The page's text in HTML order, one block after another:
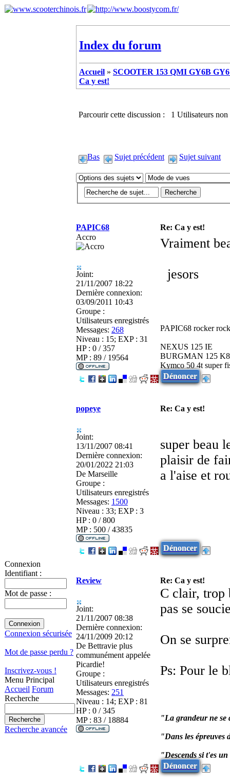
Connexion
Identifiant :
Mot de passe :
Connexion sécurisée
Mot de passe perdu ?
Inscrivez-vous !
Menu Principal
Accueil Forum
Recherche
Recherche avancée
Index du forum
Accueil » SCOOTER 153 QMI GY6B
Ca y est!
Parcourir cette discussion : 1 Utilisateurs non
Bas Sujet précédent Sujet suivant
PAPIC68
Re: Ca y est!
Accro
Joint:
21/11/2007 18:22
Dernière connexion:
03/09/2011 10:43
Groupe :
Utilisateurs enregistrés
Messages: 268
Niveau : 15; EXP : 31
HP : 0 / 357
MP : 89 / 19564
Vraiment
jesors
PAPIC68 rocker
NEXUS 125 IE
BURGMAN 125 K8
Kymco 50 4t super
Dénoncer
popeye Re: Ca y est!
Joint:
13/11/2007 08:41
Dernière connexion:
20/01/2022 21:03
De Marseille
Groupe :
Utilisateurs enregistrés
Messages: 1500
Niveau : 33; EXP : 3
HP : 0 / 800
MP : 500 / 43835
super beau
plaisir de
a l'aise et
Dénoncer
Review Re: Ca y est!
Joint:
21/11/2007 08:38
Dernière connexion:
24/11/2009 20:12
De Bettravie plus
communément appelée
Picardie!
Groupe :
Utilisateurs enregistrés
Messages: 251
Niveau : 14; EXP : 81
HP : 0 / 345
MP : 83 / 18884
C clair, trop
pas se
On se
Ps: Pour le
"La grandeur ne se
"Dans les épreuves
"Descends si t'es
Dénoncer